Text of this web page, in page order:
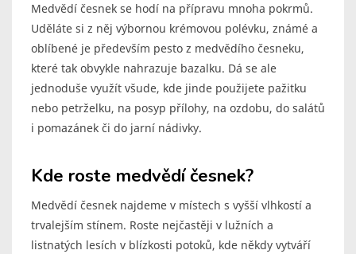
Medvědí česnek se hodí na přípravu mnoha pokrmů.
Uděláte si z něj výbornou krémovou polévku, známé a
oblíbené je především pesto z medvědího česneku,
které tak obvykle nahrazuje bazalku. Dá se ale
jednoduše využít všude, kde jinde použijete pažitku
nebo petrželku, na posyp přílohy, na ozdobu, do salátů
i pomazánek či do jarní nádivky.
Kde roste medvědí česnek?
Medvědí česnek najdeme v místech s vyšší vlhkostí a
trvalejším stínem. Roste nejčastěji v lužních a
listnatých lesích v blízkosti potoků, kde někdy vytváří